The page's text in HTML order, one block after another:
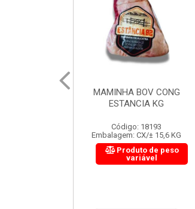
FILE DE COSTELA
ENTRECOTE ESTANCIA KG
Código: 18299
Embalagem: CX/± 14,4 KG
Produto de peso
variável